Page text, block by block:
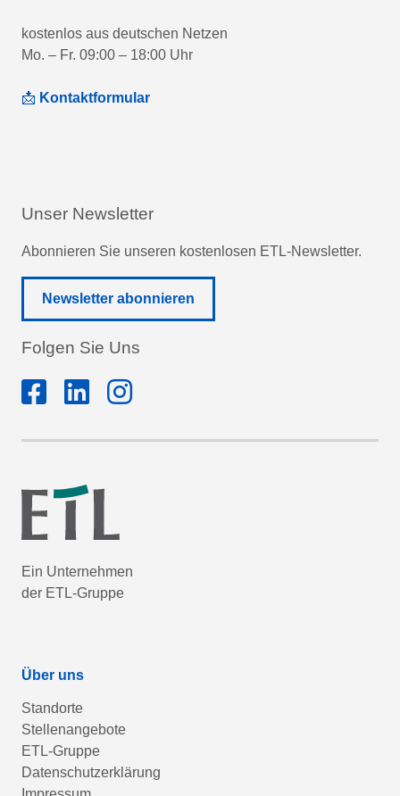
kostenlos aus deutschen Netzen
Mo. – Fr. 09:00 – 18:00 Uhr
📩 Kontaktformular
Unser Newsletter
Abonnieren Sie unseren kostenlosen ETL-Newsletter.
Newsletter abonnieren
Folgen Sie Uns
Ein Unternehmen
der ETL-Gruppe
Über uns
Standorte
Stellenangebote
ETL-Gruppe
Datenschutzerklärung